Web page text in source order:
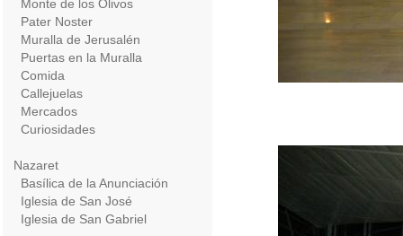
Monte de los Olivos
Pater Noster
Muralla de Jerusalén
Puertas en la Muralla
Comida
Callejuelas
Mercados
Curiosidades
Nazaret
Basílica de la Anunciación
Iglesia de San José
Iglesia de San Gabriel